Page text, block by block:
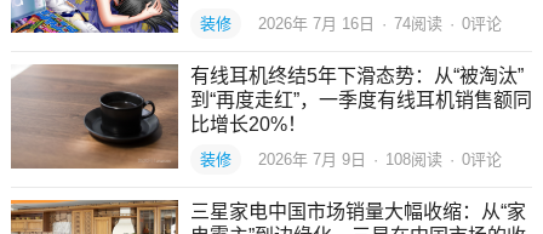
装修 2026年 7月 16日 · 74阅读 · 0评论
有线耳机终结5年下滑态势：从“被淘汰”
到“再度走红”，一季度有线耳机销售额同
比增长20%！
装修 2026年 7月 9日 · 108阅读 · 0评论
三星家电中国市场销量大幅收缩：从“家